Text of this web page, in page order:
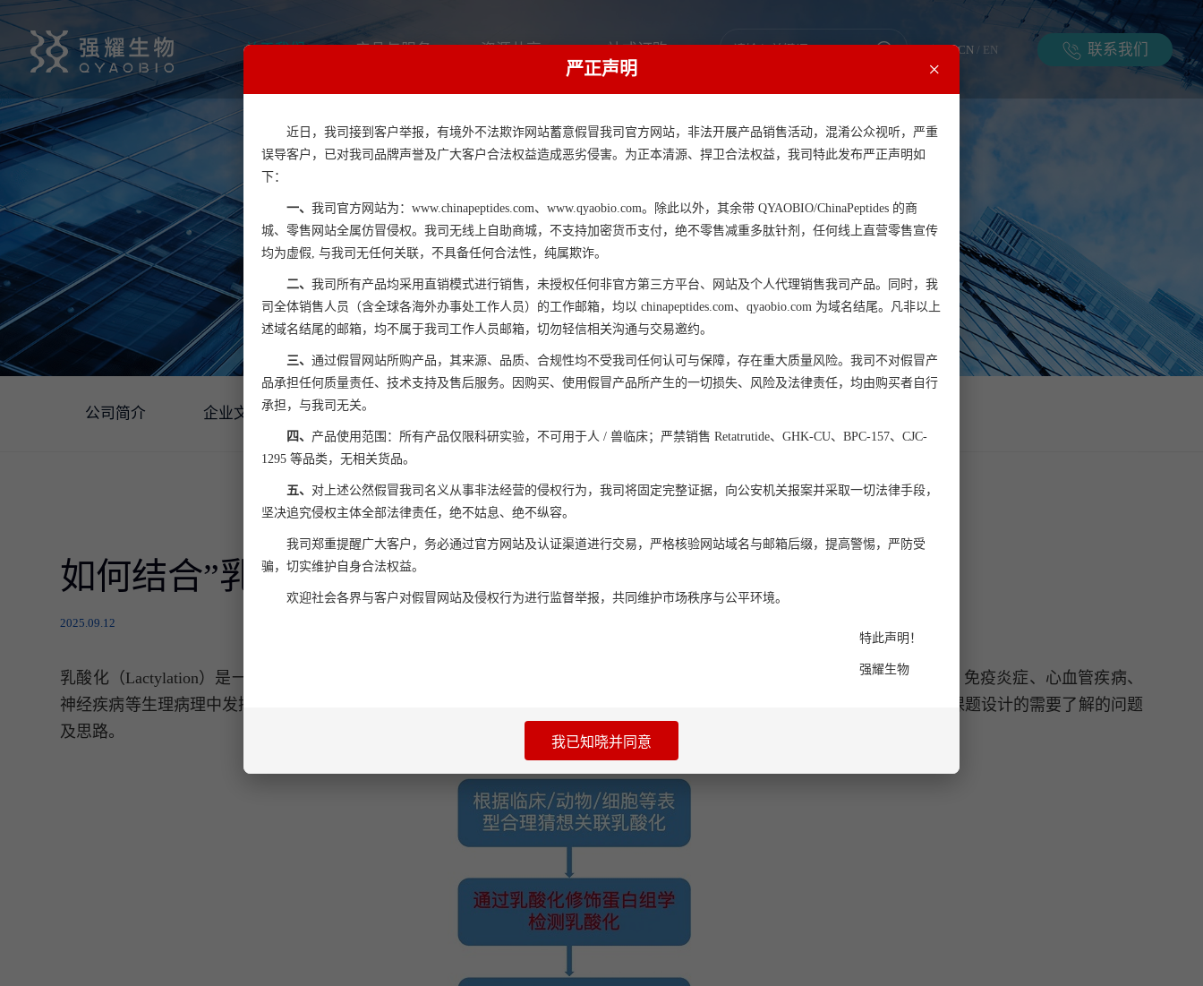
关于我们 产品与服务 资源共享 一站式订购 CN / EN 联系我们
一站式生物医药科研服务平台
公司简介 企业文化 公司动态
如何结合”乳酸化修饰“热点，探索课题思路？
2025.09.12
乳酸化（Lactylation）是一种由乳酸介导的新型蛋白质翻译后修饰。由芝加哥大学赵英明教授团队领衔发现，在肿瘤发生发展、免疫炎症、心血管疾病、
神经疾病等生理病理中发挥关键性的调控作用。本期内容总结了蛋白乳酸化修饰的相关知识点，简要探讨基于“乳酸化修饰”的课题设计的需要了解的问题
及思路。
严正声明 ×
近日，我司接到客户举报，有境外不法欺诈网站蓄意假冒我司官方网站，非法开展产品销售活动，混淆公众视听，严重
误导客户，已对我司品牌声誉及广大客户合法权益造成恶劣侵害。为正本清源、捍卫合法权益，我司特此发布严正声明如
下：
一、 我司官方网站为：www.chinapeptides.com、www.qyaobio.com。除此以外，其余带 QYAOBIO/ChinaPeptides 的商
城、零售网站全属仿冒侵权。我司无线上自助商城，不支持加密货币支付，绝不零售减重多肽针剂，任何线上直营零售宣传
均为虚假, 与我司无任何关联，不具备任何合法性，纯属欺诈。
二、 我司所有产品均采用直销模式进行销售，未授权任何非官方第三方平台、网站及个人代理销售我司产品。同时，我
司全体销售人员（含全球各海外办事处工作人员）的工作邮箱，均以 chinapeptides.com、qyaobio.com 为域名结尾。凡非以上
述域名结尾的邮箱，均不属于我司工作人员邮箱，切勿轻信相关沟通与交易邀约。
三、 通过假冒网站所购产品，其来源、品质、合规性均不受我司任何认可与保障，存在重大质量风险。我司不对假冒产
品承担任何质量责任、技术支持及售后服务。因购买、使用假冒产品所产生的一切损失、风险及法律责任，均由购买者自行
承担，与我司无关。
四、 产品使用范围：所有产品仅限科研实验，不可用于人 / 兽临床；严禁销售 Retatrutide、GHK-CU、BPC-157、CJC-
1295 等品类，无相关货品。
五、 对上述公然假冒我司名义从事非法经营的侵权行为，我司将固定完整证据，向公安机关报案并采取一切法律手段，
坚决追究侵权主体全部法律责任，绝不姑息、绝不纵容。
我司郑重提醒广大客户，务必通过官方网站及认证渠道进行交易，严格核验网站域名与邮箱后缀，提高警惕，严防受
骗，切实维护自身合法权益。
欢迎社会各界与客户对假冒网站及侵权行为进行监督举报，共同维护市场秩序与公平环境。
特此声明！
强耀生物
我已知晓并同意